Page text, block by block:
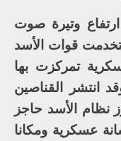
ارتفاع وتيرة صوت
قوات الأسد
تمركزت بها
انتشر القناصين
نظام الأسد حاجز
عسكرية ومكانا